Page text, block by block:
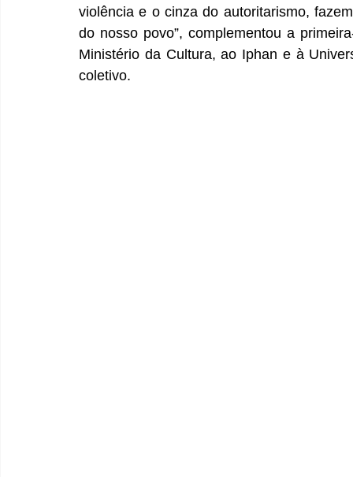
violência e o cinza do autoritarismo,
do nosso povo”, complementou a
Ministério da Cultura, ao Iphan e à
coletivo.